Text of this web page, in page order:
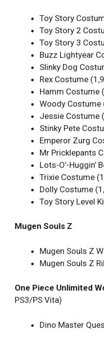
Toy Story
Toy Story 2
Toy Story 3
Buzz Lightyear
Slinky Dog
Rex Costume
Hamm Costume
Woody Costume
Jessie Costume
Stinky Pete
Emperor Zurg
Mr Pricklepants
Lots-O’-Huggin’
Trixie Costume
Dolly Costume
Toy Story Level
Mugen Souls Z
Mugen Souls Z
Mugen Souls Z
One Piece Unlimited
PS3/PS Vita)
Dino Master